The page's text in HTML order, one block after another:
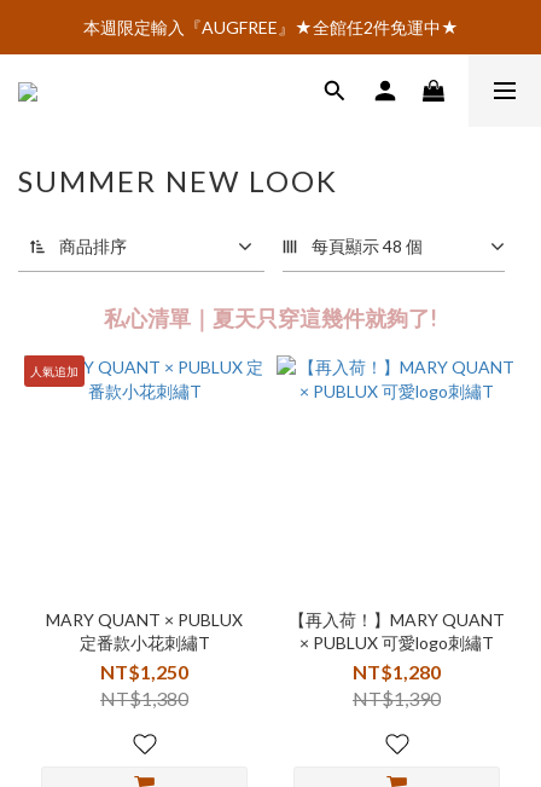
AOI.TOKYO官網會員招募中 ♡ 註冊即享$100購物金！
本週限定輸入『AUGFREE』★全館任2件免運中★
AOI.TOKYO官網會員招募中 ♡ 註冊即享$100購物金！
SUMMER NEW LOOK
商品排序 每頁顯示 48 個
私心清單｜夏天只穿這幾件就夠了!
人氣追加
MARY QUANT × PUBLUX
定番款小花刺繡T
NT$1,250
NT$1,380
【再入荷！】MARY QUANT
× PUBLUX 可愛logo刺繡T
NT$1,280
NT$1,390